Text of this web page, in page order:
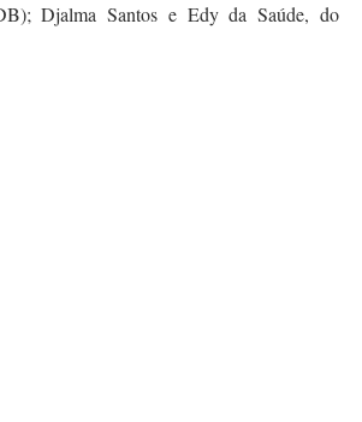
Djalma Santos e Edy da Saúde, do